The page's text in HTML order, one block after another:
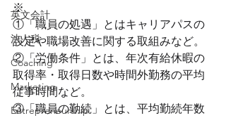
英文会計
法人税
Coaching
Marketing
Entrepreneurship
※
①「職員の処遇」とはキャリアパスの
設定や職場改善に関する取組みなど。
②「労働条件」とは、年次有給休暇の
取得率・取得日数や時間外勤務の平均
従事時間など。
③「職員の勤続」とは、平均勤続年数